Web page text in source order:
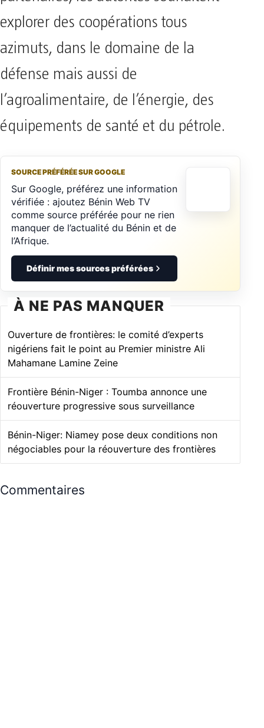
explorer des coopérations tous
azimuts, dans le domaine de la
défense mais aussi de
l’agroalimentaire, de l’énergie, des
équipements de santé et du pétrole.
SOURCE PRÉFÉRÉE SUR GOOGLE
Sur Google, préférez une information
vérifiée : ajoutez Bénin Web TV
comme source préférée pour ne rien
manquer de l’actualité du Bénin et de
l’Afrique.
Définir mes sources préférées
À NE PAS MANQUER
Ouverture de frontières: le comité d’experts
nigériens fait le point au Premier ministre Ali
Mahamane Lamine Zeine
Frontière Bénin-Niger : Toumba annonce une
réouverture progressive sous surveillance
Bénin-Niger: Niamey pose deux conditions non
négociables pour la réouverture des frontières
Commentaires